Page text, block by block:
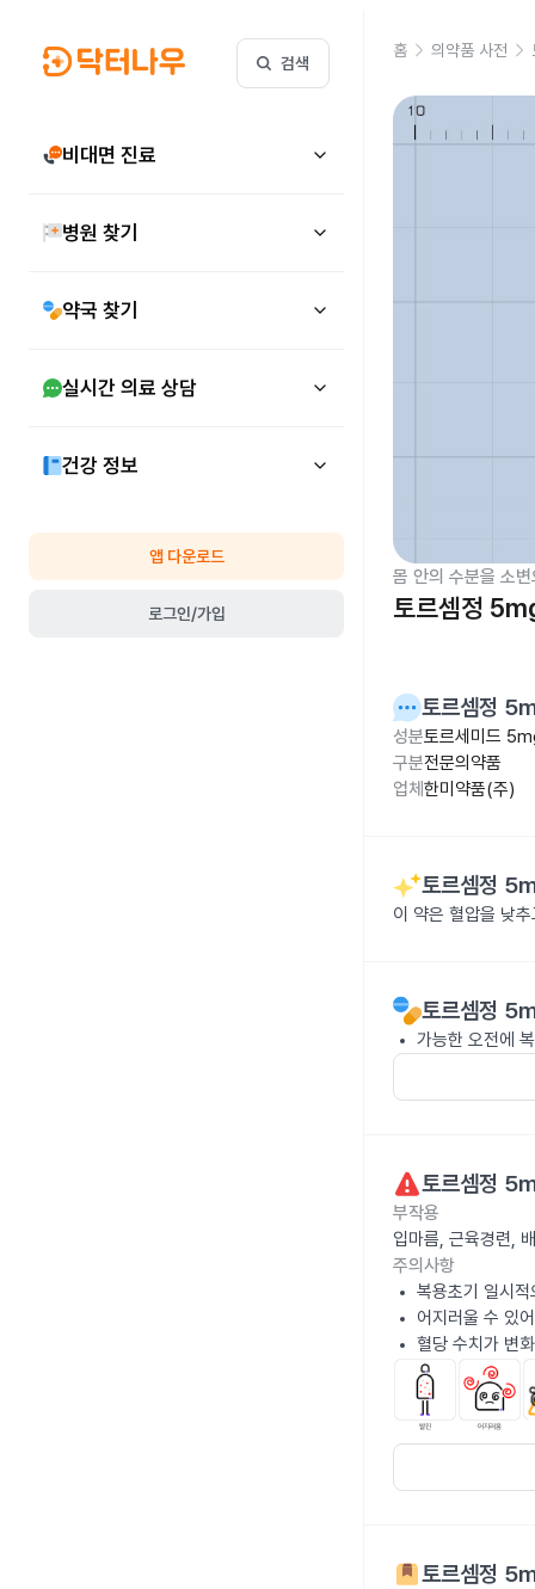
검색
비대면 진료
병원 찾기
약국 찾기
실시간 의료 상담
건강 정보
앱 다운로드
로그인/가입
홈 의약품 사전
몸 안의 수분을 소
토르셈정
토르셈정
성분토르세미드
구분전문의약품
업체 한미약품(주)
토르셈정
이 약은 혈압을 낮
토르셈정
가능한 오전에
토르셈정
부작용
입마름, 근육경련,
주의사항
복용초기 일시
어지러울 수 있
혈당 수치가 변
토르셈정